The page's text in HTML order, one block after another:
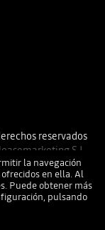
la navegación
en ella. Al
Puede obtener más
pulsando
reservados
S.L.